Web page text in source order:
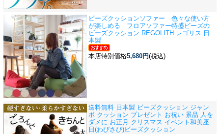
ビーズクッションソファー 色々な使い方
が楽しめる フロアソファー特盛ビーズの
ビーズクッション REGOLITH レゴリス 日
本製
本店特別価格5,680円(税込)
送料無料 日本製 ビーズクッション ジャン
ボ クッション プレゼント お祝い 景品 人を
ダメに お正月 クリスマス イベント 和美座
日(わびさび)ビーズクッション